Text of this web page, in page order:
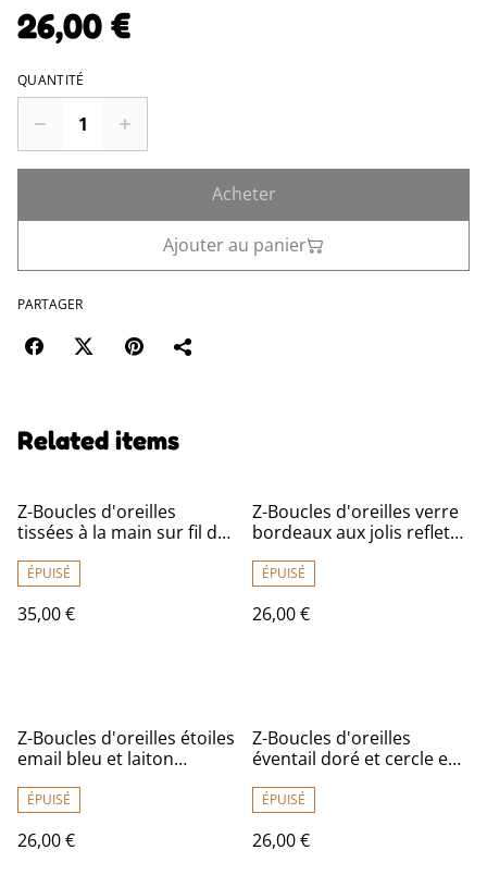
26,00 €
QUANTITÉ
Acheter
Ajouter au panier
PARTAGER
Related items
Z-Boucles d'oreilles
tissées à la main sur fil de
ÉPUISÉ
35,00 €
Z-Boucles d'oreilles verre
bordeaux aux jolis reflets
sans nickel
ÉPUISÉ
26,00 €
Z-Boucles d'oreilles étoiles
email bleu et laiton
sans nickel
ÉPUISÉ
26,00 €
Z-Boucles d'oreilles
éventail doré et cercle en
sans nickel, pièce unique
ÉPUISÉ
26,00 €